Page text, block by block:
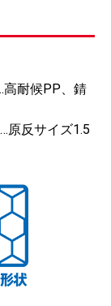
耐候PP、錆
反サイズ1.5